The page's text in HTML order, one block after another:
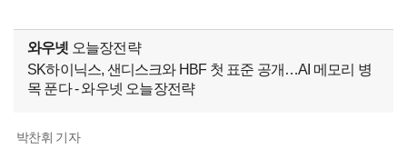
와우넷 오늘장전략
SK하이닉스, 샌디스크와 HBF 첫 표준 공개…AI 메모리 병
목 푼다 - 와우넷 오늘장전략
박찬휘 기자